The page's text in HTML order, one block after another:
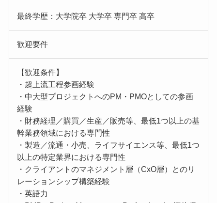
最終学歴：大学院卒 大学卒 専門卒 高卒
歓迎要件
【歓迎条件】
・超上流工程参画経験
・中大型プロジェクトへのPM・PMOとしての参画
経験
・財務経理／購買／生産／販売等、最低1つ以上の基
幹業務領域における専門性
・製造／流通・小売、ライフサイエンス等、最低1つ
以上の特定業界における専門性
・クライアントのマネジメント層（CxO層）とのリ
レーションシップ構築経験
・英語力